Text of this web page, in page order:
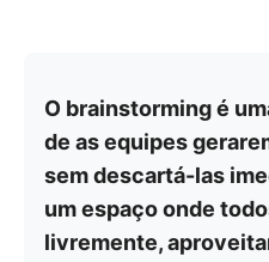
O brainstorming é
de as equipes
sem descartá-las
um espaço onde
livremente,